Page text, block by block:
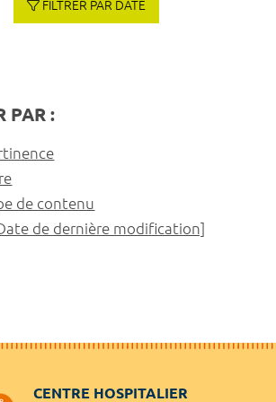
FILTRER PAR DATE
PAR :
de contenu
de dernière modification]
CENTRE HOSPITALIER